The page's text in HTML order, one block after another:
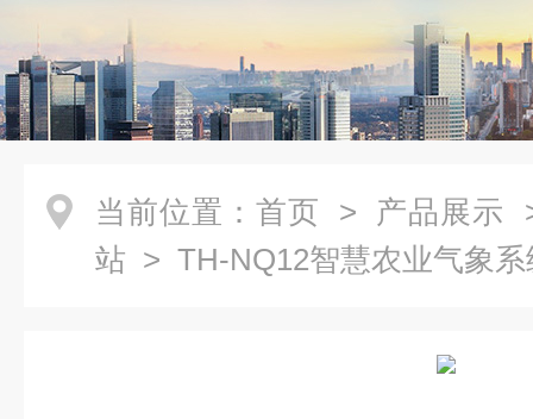
当前位置： 首页 > 产品展示
站 > TH-NQ12智慧农业气象系